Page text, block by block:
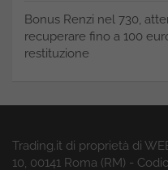
Bonus Renzi nel 730,
recuperare fino a 100
restituzione
Trading.it di proprietà di
10, 00141 Roma (RM) -